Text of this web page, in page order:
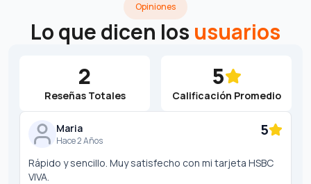
Opiniones
Lo que dicen los usuarios
2
Reseñas Totales
5
Calificación Promedio
Maria
Hace 2 Años
5
Rápido y sencillo. Muy satisfecho con mi tarjeta HSBC
VIVA.